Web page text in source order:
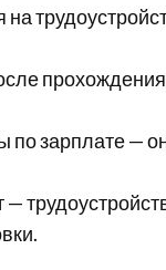
по зарплате —